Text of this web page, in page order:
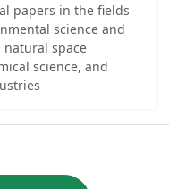
papers in the fields
science and
natural space
science, and